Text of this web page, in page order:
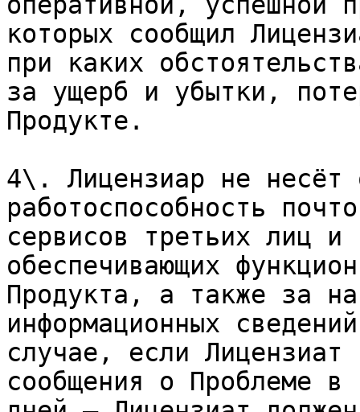
которых сообщил
при каких
за ущерб и убытки,
Продукте.
4\. Лицензиар не несёт
работоспособность
сервисов третьих лиц и
обеспечивающих
Продукта, а также за
информационных
случае, если
сообщения о Проблеме